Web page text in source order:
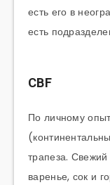
есть его в
есть
CBF
По личному
трапеза.
варенье, сок и